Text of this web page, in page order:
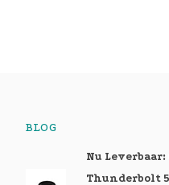
BLOG
Nu Leverbaar:
Thunderbolt 5